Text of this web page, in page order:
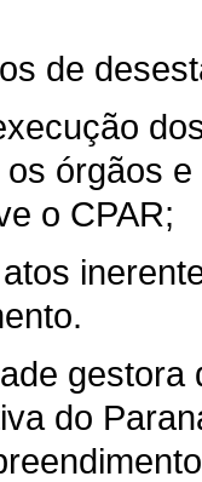
de
órgãos
o CPAR;
gestora
do